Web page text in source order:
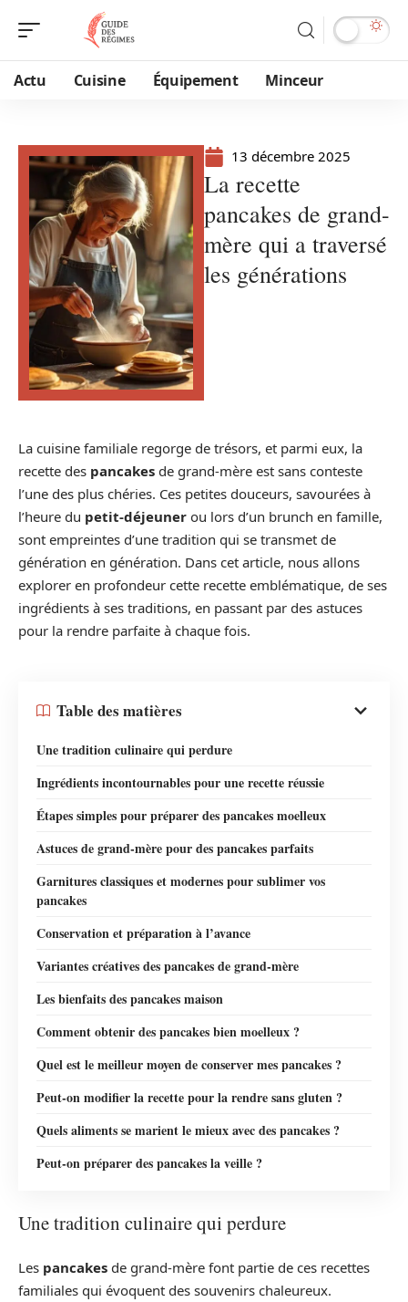
Actu Cuisine Équipement Minceur
13 décembre 2025
La recette
pancakes de grand-
mère qui a traversé
les générations
La cuisine familiale regorge de trésors, et parmi eux, la
recette des pancakes de grand-mère est sans conteste
l’une des plus chéries. Ces petites douceurs, savourées à
l’heure du petit-déjeuner ou lors d’un brunch en famille,
sont empreintes d’une tradition qui se transmet de
génération en génération. Dans cet article, nous allons
explorer en profondeur cette recette emblématique, de ses
ingrédients à ses traditions, en passant par des astuces
pour la rendre parfaite à chaque fois.
Table des matières
Une tradition culinaire qui perdure
Ingrédients incontournables pour une recette réussie
Étapes simples pour préparer des pancakes moelleux
Astuces de grand-mère pour des pancakes parfaits
Garnitures classiques et modernes pour sublimer vos
pancakes
Conservation et préparation à l’avance
Variantes créatives des pancakes de grand-mère
Les bienfaits des pancakes maison
Comment obtenir des pancakes bien moelleux ?
Quel est le meilleur moyen de conserver mes pancakes ?
Peut-on modifier la recette pour la rendre sans gluten ?
Quels aliments se marient le mieux avec des pancakes ?
Peut-on préparer des pancakes la veille ?
Une tradition culinaire qui perdure
Les pancakes de grand-mère font partie de ces recettes
familiales qui évoquent des souvenirs chaleureux.